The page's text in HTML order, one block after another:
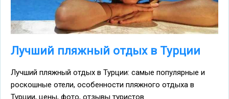
Лучший пляжный отдых в Турции
Лучший пляжный отдых в Турции: самые популярные и
роскошные отели, особенности пляжного отдыха в
Турции, цены, фото, отзывы туристов